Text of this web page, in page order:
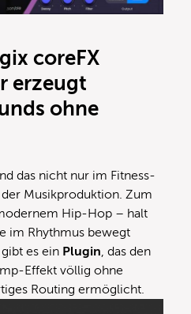
coreFX
erzeugt
ohne
das nicht nur im Fitness-
Musikproduktion. Zum
Hip-Hop – halt
im Rhythmus bewegt
es ein Plugin, das den
Effekt völlig ohne
Routing ermöglicht.